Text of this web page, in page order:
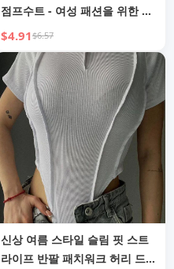
점프수트 - 여성 패션을 위한 엘
레강스한 선택
$4.91$6.57
신상 여름 스타일 슬림 핏 스트
라이프 반팔 패치워크 허리 드러